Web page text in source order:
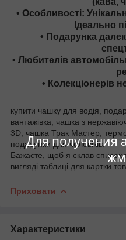
Для получения
• Особливості:
Ідеально
• Подарунка
• Любителів
• Колекціонерів
купити чашку для водія,
вантажівка, чашка з
3D, чашка Трак Мастер,
подарунки для чоловіків.
Бажаєте, щоб я склав список
вигляді таблиці для картки
Приховати
Характеристики